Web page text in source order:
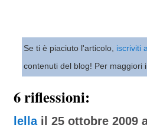
Se ti è piaciuto l'articolo, iscriviti
contenuti del blog! Per maggiori
6 riflessioni:
lellail 25 ottobre 2009